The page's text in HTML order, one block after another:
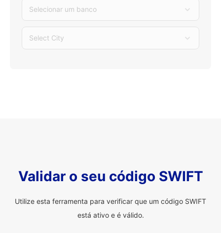
Selecionar um banco
Select City
Validar o seu código SWIFT
Utilize esta ferramenta para verificar que um código SWIFT
está ativo e é válido.